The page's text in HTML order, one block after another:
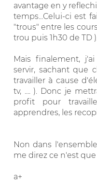
avantage en y
temps...Celui-ci est
"trous" entre les
trou puis 1h30 de TD )..
Mais finalement,
servir, sachant que
travailler à cause
tv, .... ). Donc je
profit pour
apprendres, les
Non dans
me direz ce n'est que
a+